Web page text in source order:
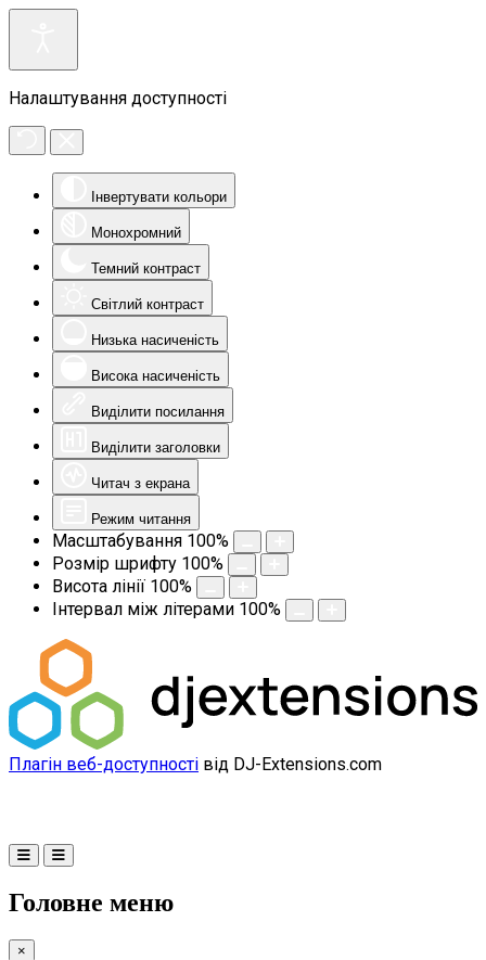
Налаштування доступності
Інвертувати кольори
Монохромний
Темний контраст
Світлий контраст
Низька насиченість
Висока насиченість
Виділити посилання
Виділити заголовки
Читач з екрана
Режим читання
Масштабування 100%
Розмір шрифту 100%
Висота лінії 100%
Інтервал між літерами 100%
Плагін веб-доступності від DJ-Extensions.com
Головне меню
×